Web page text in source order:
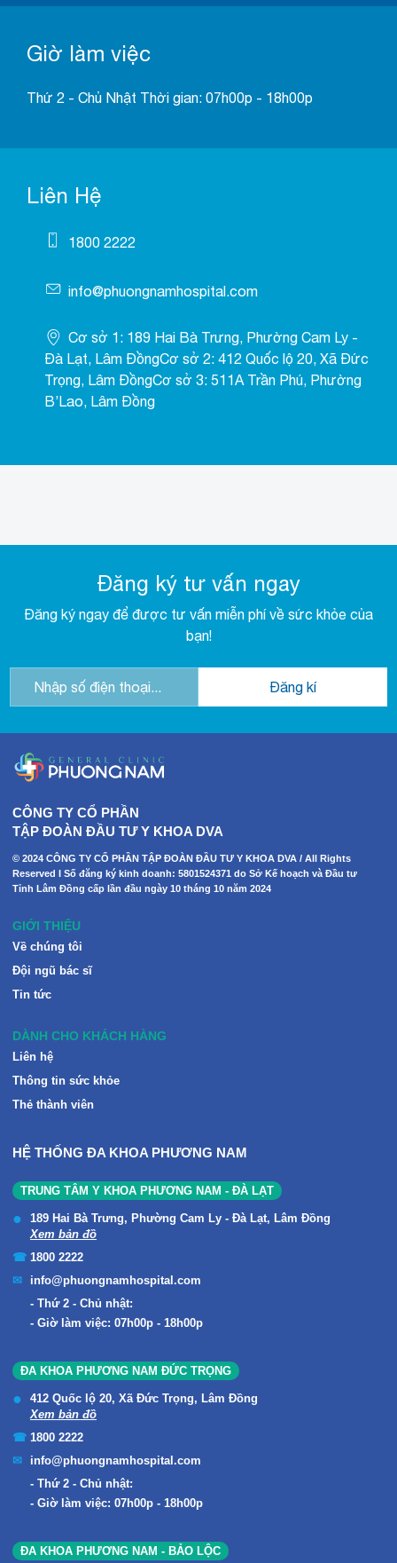
Giờ làm việc
Thứ 2 - Chủ Nhật Thời gian: 07h00p - 18h00p
Liên Hệ
1800 2222
info@phuongnamhospital.com
Cơ sở 1: 189 Hai Bà Trưng, Phường Cam Ly -
Đà Lạt, Lâm ĐồngCơ sở 2: 412 Quốc lộ 20, Xã Đức
Trọng, Lâm ĐồngCơ sở 3: 511A Trần Phú, Phường
B’Lao, Lâm Đồng
Đăng ký tư vấn ngay
Đăng ký ngay để được tư vấn miễn phí về sức khỏe của
bạn!
CÔNG TY CỔ PHẦN
TẬP ĐOÀN ĐẦU TƯ Y KHOA DVA
© 2024 CÔNG TY CỔ PHẦN TẬP ĐOÀN ĐẦU TƯ Y KHOA DVA / All Rights
Reserved I Số đăng ký kinh doanh: 5801524371 do Sở Kế hoạch và Đầu tư
Tỉnh Lâm Đồng cấp lần đầu ngày 10 tháng 10 năm 2024
GIỚI THIỆU
Về chúng tôi
Đội ngũ bác sĩ
Tin tức
DÀNH CHO KHÁCH HÀNG
Liên hệ
Thông tin sức khỏe
Thẻ thành viên
HỆ THỐNG ĐA KHOA PHƯƠNG NAM
TRUNG TÂM Y KHOA PHƯƠNG NAM - ĐÀ LẠT
189 Hai Bà Trưng, Phường Cam Ly - Đà Lạt, Lâm Đồng
Xem bản đồ
1800 2222
info@phuongnamhospital.com
Thứ 2 - Chủ nhật:
Giờ làm việc: 07h00p - 18h00p
ĐA KHOA PHƯƠNG NAM ĐỨC TRỌNG
412 Quốc lộ 20, Xã Đức Trọng, Lâm Đồng
Xem bản đồ
1800 2222
info@phuongnamhospital.com
Thứ 2 - Chủ nhật:
Giờ làm việc: 07h00p - 18h00p
ĐA KHOA PHƯƠNG NAM - BẢO LỘC